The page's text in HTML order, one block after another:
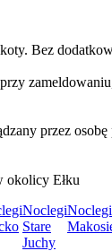
Bez
przez
okolicy Ełku
Noclegi
Stare
Juchy
Noclegi